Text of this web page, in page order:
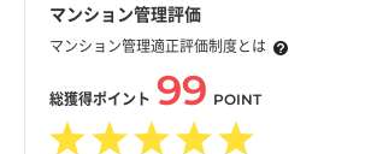
マンション管理評価
マンション管理適正評価制度とは
総獲得ポイント 99 POINT